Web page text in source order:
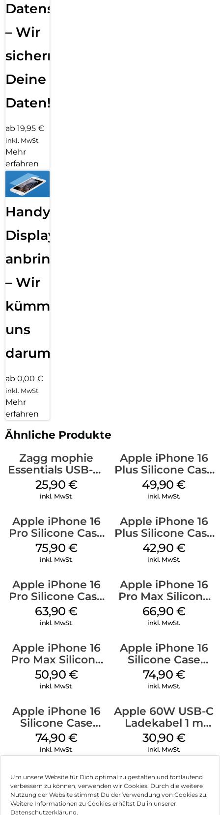
Um unsere Website für Dich optimal zu gestalten und fortlaufend
verbessern zu können, verwenden wir Cookies. Durch die weitere
Nutzung der Website stimmst Du der Verwendung von Cookies zu.
Weitere Informationen zu Cookies erhältst Du in unserer
Datenschutzerklärung.
Datensicherung
– Wir
sichern
Deine
Daten!
ab 19,95 €
inkl. MwSt.
Mehr
erfahren
Handy
Displayfolie
anbringen
– Wir
kümmern
uns
darum!
ab 0,00 €
inkl. MwSt.
Mehr
erfahren
Ähnliche Produkte
Zagg mophie
Essentials USB-C-
20W Charger PD
Weiß
25,90 €
inkl. MwSt.
Apple iPhone 16
Plus Silicone Case
MagSafe Lake
Green
49,90€
inkl. MwSt.
Apple iPhone 16
Pro Silicone Case
MagSafe Stone
Gray
75,90 €
inkl. MwSt.
Apple iPhone 16
Plus Silicone Case
MagSafe Plum
42,90 €
inkl. MwSt.
Apple iPhone 16
Pro Silicone Case
MagSafe Denim
63,90€
inkl. MwSt.
Apple iPhone 16
Pro Max Silicone
Case MagSafe
Black
66,90 €
inkl. MwSt.
Apple iPhone 16
Pro Max Silicone
Case MagSafe
Denim
50,90 €
inkl. MwSt.
Apple iPhone 16
Silicone Case
MagSafe Black
74,90 €
inkl. MwSt.
Apple iPhone 16
Silicone Case
MagSafe Lake
Green
74,90 €
inkl. MwSt.
Apple 60W USB-C
Ladekabel 1 m
Weiß
30,90 €
inkl. MwSt.
Impressum